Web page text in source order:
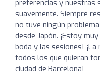
preferencias y nuestras
suavemente. Siempre
no tuve ningún
desde Japón. ¡Estoy
boda y las sesiones!
todos los que quieran
ciudad de Barcelona!